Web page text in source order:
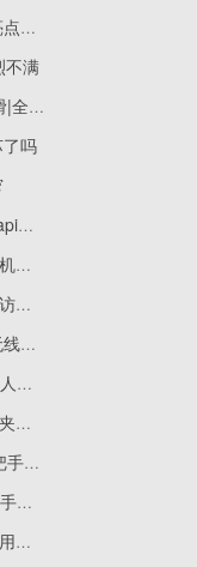
当前最新：家电行业政策利好不断 亮点精彩纷呈
不满
AMD一季度营收53.5亿美元 同比下滑|全球时讯
吗
苹果手机wapi什么意思？苹果手机wapi有必要开启吗？
美国“毒火车”事故三个月后 独立检测机构再发现9种新的有毒物质 焦点速讯
手机文件夹怎么改名字？手机文件夹访问限制怎么解除？
红米k50可以无线充电吗？红米k50无线充电怎么设置？
苹果手机热点名称在哪改？iphone个人热点连不上是怎么回事？
苹果手机怎么建文件夹？苹果的文件夹在哪里找？
华为手机的OTG功能在哪？otg怎么把手机照片传到u盘？
苹果ipad怎么左右分两个屏？iPhone手机怎么投屏到iPad？
华为应用分身怎么添加软件？华为应用分身可以开几个？